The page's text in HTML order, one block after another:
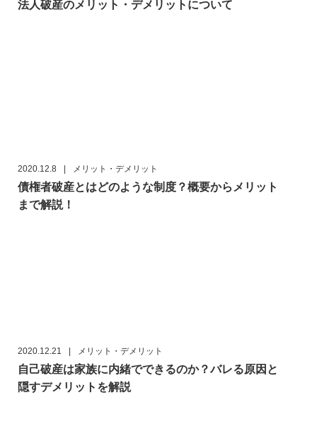
法人破産のメリット・デメリットについて
2020.12.8 メリット・デメリット
債権者破産とはどのような制度？概要からメリット
まで解説！
2020.12.21 メリット・デメリット
自己破産は家族に内緒でできるのか？バレる原因と
隠すデメリットを解説